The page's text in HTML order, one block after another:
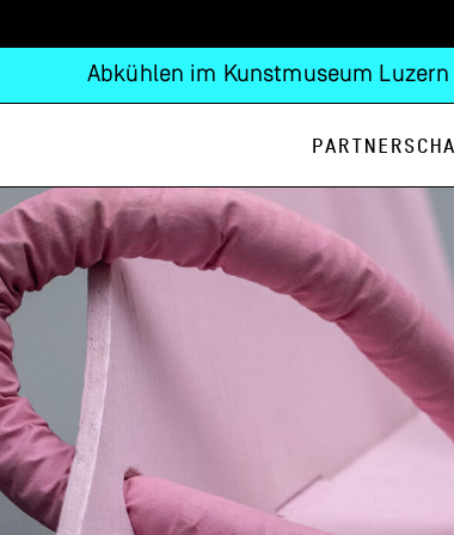
Abkühlen im Kunstmuseum